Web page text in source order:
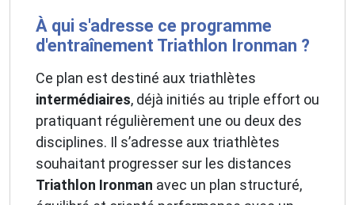
À qui s'adresse ce programme
d'entraînement Triathlon Ironman ?
Ce plan est destiné aux triathlètes
intermédiaires, déjà initiés au triple effort ou
pratiquant régulièrement une ou deux des
disciplines. Il s’adresse aux triathlètes
souhaitant progresser sur les distances
Triathlon Ironman avec un plan structuré,